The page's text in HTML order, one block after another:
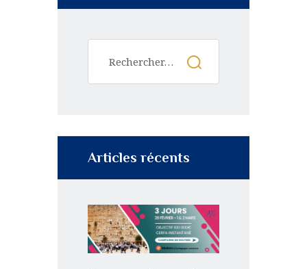
Articles récents